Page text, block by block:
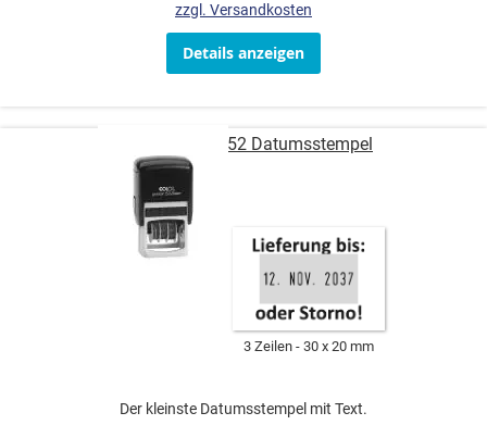
zzgl. Versandkosten
Details anzeigen
COLOP Printer 52 Datumsstempel
3 Zeilen 30 x 20 mm
Der kleinste Datumsstempel mit Text.